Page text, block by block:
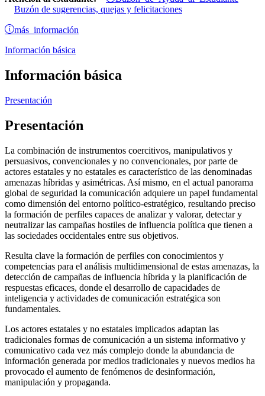
Buzón de sugerencias, quejas y felicitaciones
más información
Información básica
Información básica
Presentación
Presentación
La combinación de instrumentos coercitivos, manipulativos y
persuasivos, convencionales y no convencionales, por parte de
actores estatales y no estatales es característico de las denominadas
amenazas híbridas y asimétricas. Así mismo, en el actual panorama
global de seguridad la comunicación adquiere un papel fundamental
como dimensión del entorno político-estratégico, resultando preciso
la formación de perfiles capaces de analizar y valorar, detectar y
neutralizar las campañas hostiles de influencia política que tienen a
las sociedades occidentales entre sus objetivos.
Resulta clave la formación de perfiles con conocimientos y
competencias para el análisis multidimensional de estas amenazas, la
detección de campañas de influencia híbrida y la planificación de
respuestas eficaces, donde el desarrollo de capacidades de
inteligencia y actividades de comunicación estratégica son
fundamentales.
Los actores estatales y no estatales implicados adaptan las
tradicionales formas de comunicación a un sistema informativo y
comunicativo cada vez más complejo donde la abundancia de
información generada por medios tradicionales y nuevos medios ha
provocado el aumento de fenómenos de desinformación,
manipulación y propaganda.